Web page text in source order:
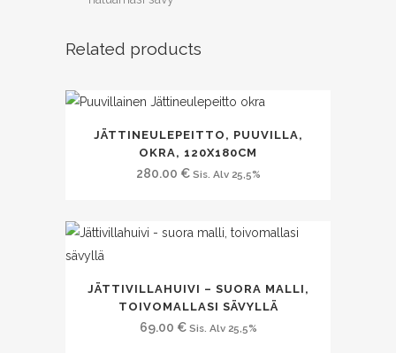
Related products
JÄTTINEULEPEITTO, PUUVILLA,
OKRA, 120X180CM
280.00 € Sis. Alv 25,5%
JÄTTIVILLAHUIVI – SUORA MALLI,
TOIVOMALLASI SÄVYLLÄ
69.00 € Sis. Alv 25,5%